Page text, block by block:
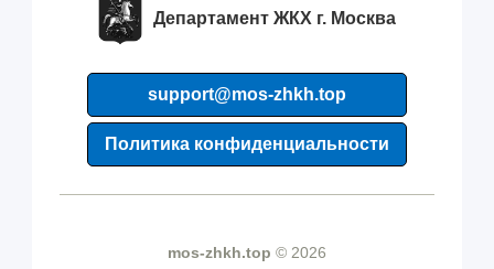
Департамент ЖКХ г. Москва
support@mos-zhkh.top
Политика конфиденциальности
mos-zhkh.top © 2026